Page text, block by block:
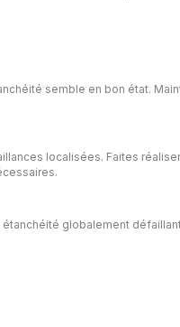
semble en bon état.
localisées. Faites
étanchéité globalement